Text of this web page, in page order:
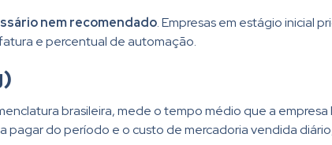
nem recomendado. Empresas em estágio inicial
e percentual de automação.
brasileira, mede o tempo médio que a
pagar do período e o custo de mercadoria vendida